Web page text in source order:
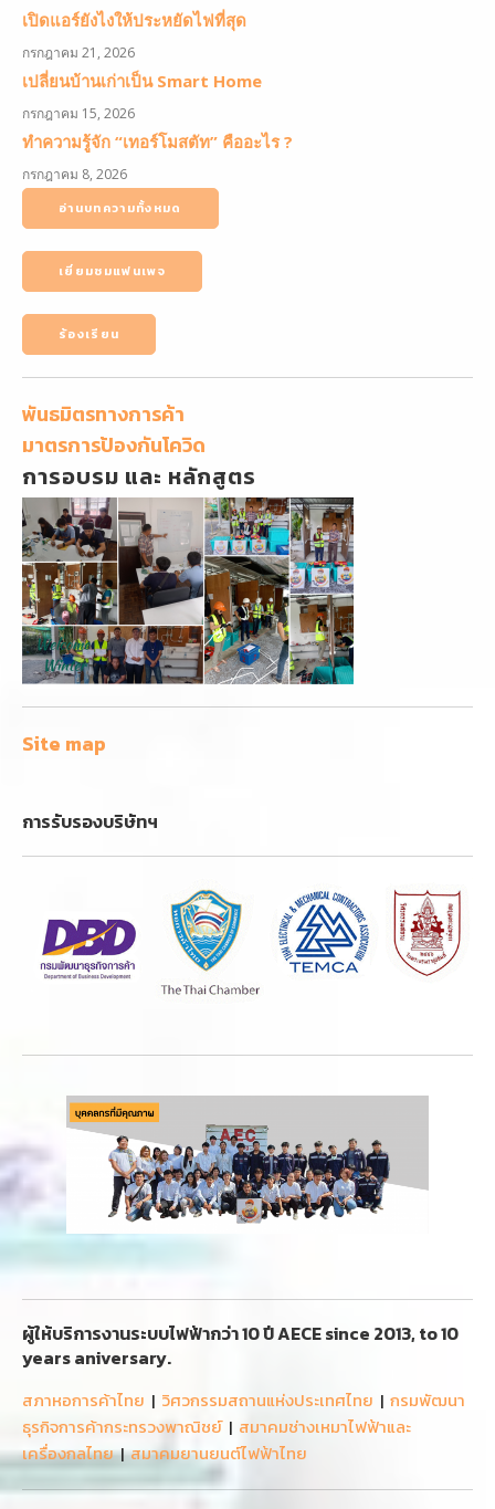
เปิดแอร์ยังไงให้ประหยัดไฟที่สุด
กรกฎาคม 21, 2026
เปลี่ยนบ้านเก่าเป็น Smart Home
กรกฎาคม 15, 2026
ทำความรู้จัก “เทอร์โมสตัท” คืออะไร ?
กรกฎาคม 8, 2026
อ่านบทความทั้งหมด
เยี่ยมชมแฟนเพจ
ร้องเรียน
พันธมิตรทางการค้า
มาตรการป้องกันโควิด
การอบรม และ หลักสูตร
Site map
การรับรองบริษัทฯ
ผู้ให้บริการงานระบบไฟฟ้ากว่า 10 ปี AECE since 2013, to 10
years aniversary.
สภาหอการค้าไทย | วิศวกรรมสถานแห่งประเทศไทย | กรมพัฒนา
ธุรกิจการค้ากระทรวงพาณิชย์| สมาคมช่างเหมาไฟฟ้าและ
เครื่องกลไทย|สมาคมยานยนต์ไฟฟ้าไทย